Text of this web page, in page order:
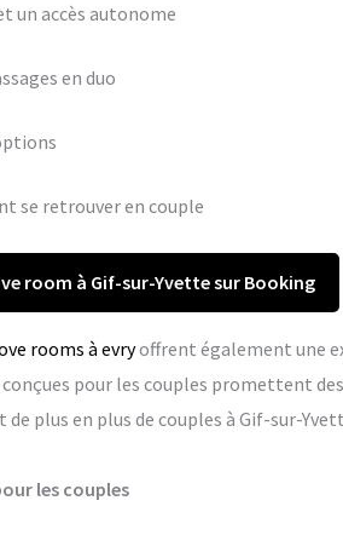
un accès autonome
en duo
se retrouver en couple
room à Gif-sur-Yvette sur Booking
rooms à evryoffrent également une
pour les couples promettent
plus en plus de couples à Gif-sur-
les couples